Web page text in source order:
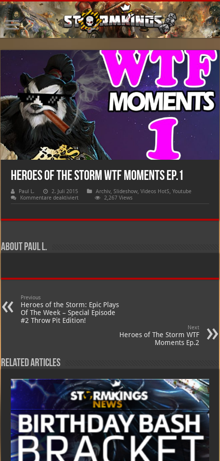
Heroes of The Storm WTF Moments Ep.1
Paul L. 2. Juli 2015 Archiv,Slideshow,Videos HotS,Youtube
Kommentare deaktiviertfür
Heroes
2,267 Views
About Paul L.
Previous
Heroes of the Storm: Epic Plays
Of The Week – Special Episode
#2 Throw Pit Edition!
Next
Heroes of The Storm WTF
Moments Ep.2
Related Articles